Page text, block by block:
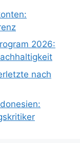
2026:
nach